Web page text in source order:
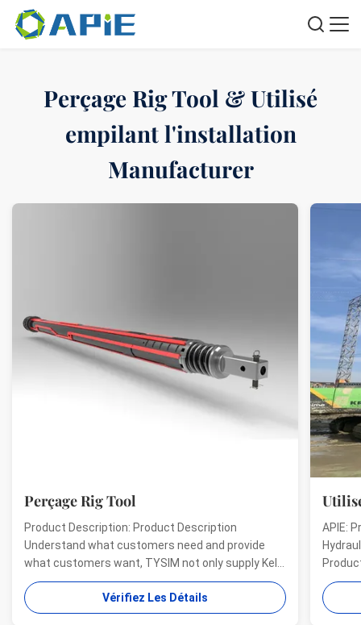
Perçage Rig Tool & Utilisé
empilant l'installation
Manufacturer
Perçage Rig Tool
Product Description: Product Description
Understand what customers need and provide
what customers want, TYSIM not only supply Kelly
bars for drill rigs of world’s top brands, but also
provide one-stop solution for the world foundation
construction users. While providing customized
Vérifiez Les Détails
APIE:
Product
offer a
needs of